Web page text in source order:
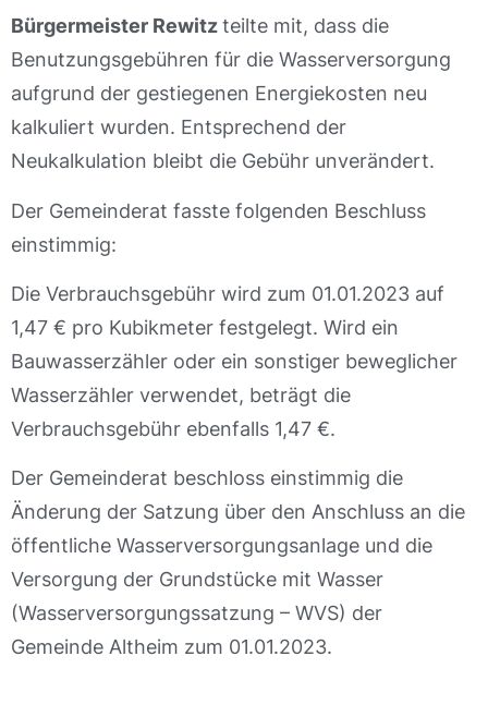
Bürgermeister Rewitzteilte mit, dass die
Benutzungsgebühren für die Wasserversorgung
aufgrund der gestiegenen Energiekosten neu
kalkuliert wurden. Entsprechend der
Neukalkulation bleibt die Gebühr unverändert.
Der Gemeinderat fasste folgenden Beschluss
einstimmig:
Die Verbrauchsgebühr wird zum 01.01.2023 auf
1,47 € pro Kubikmeter festgelegt. Wird ein
Bauwasserzähler oder ein sonstiger beweglicher
Wasserzähler verwendet, beträgt die
Verbrauchsgebühr ebenfalls 1,47 €.
Der Gemeinderat beschloss einstimmig die
Änderung der Satzung über den Anschluss an die
öffentliche Wasserversorgungsanlage und die
Versorgung der Grundstücke mit Wasser
(Wasserversorgungssatzung – WVS) der
Gemeinde Altheim zum 01.01.2023.